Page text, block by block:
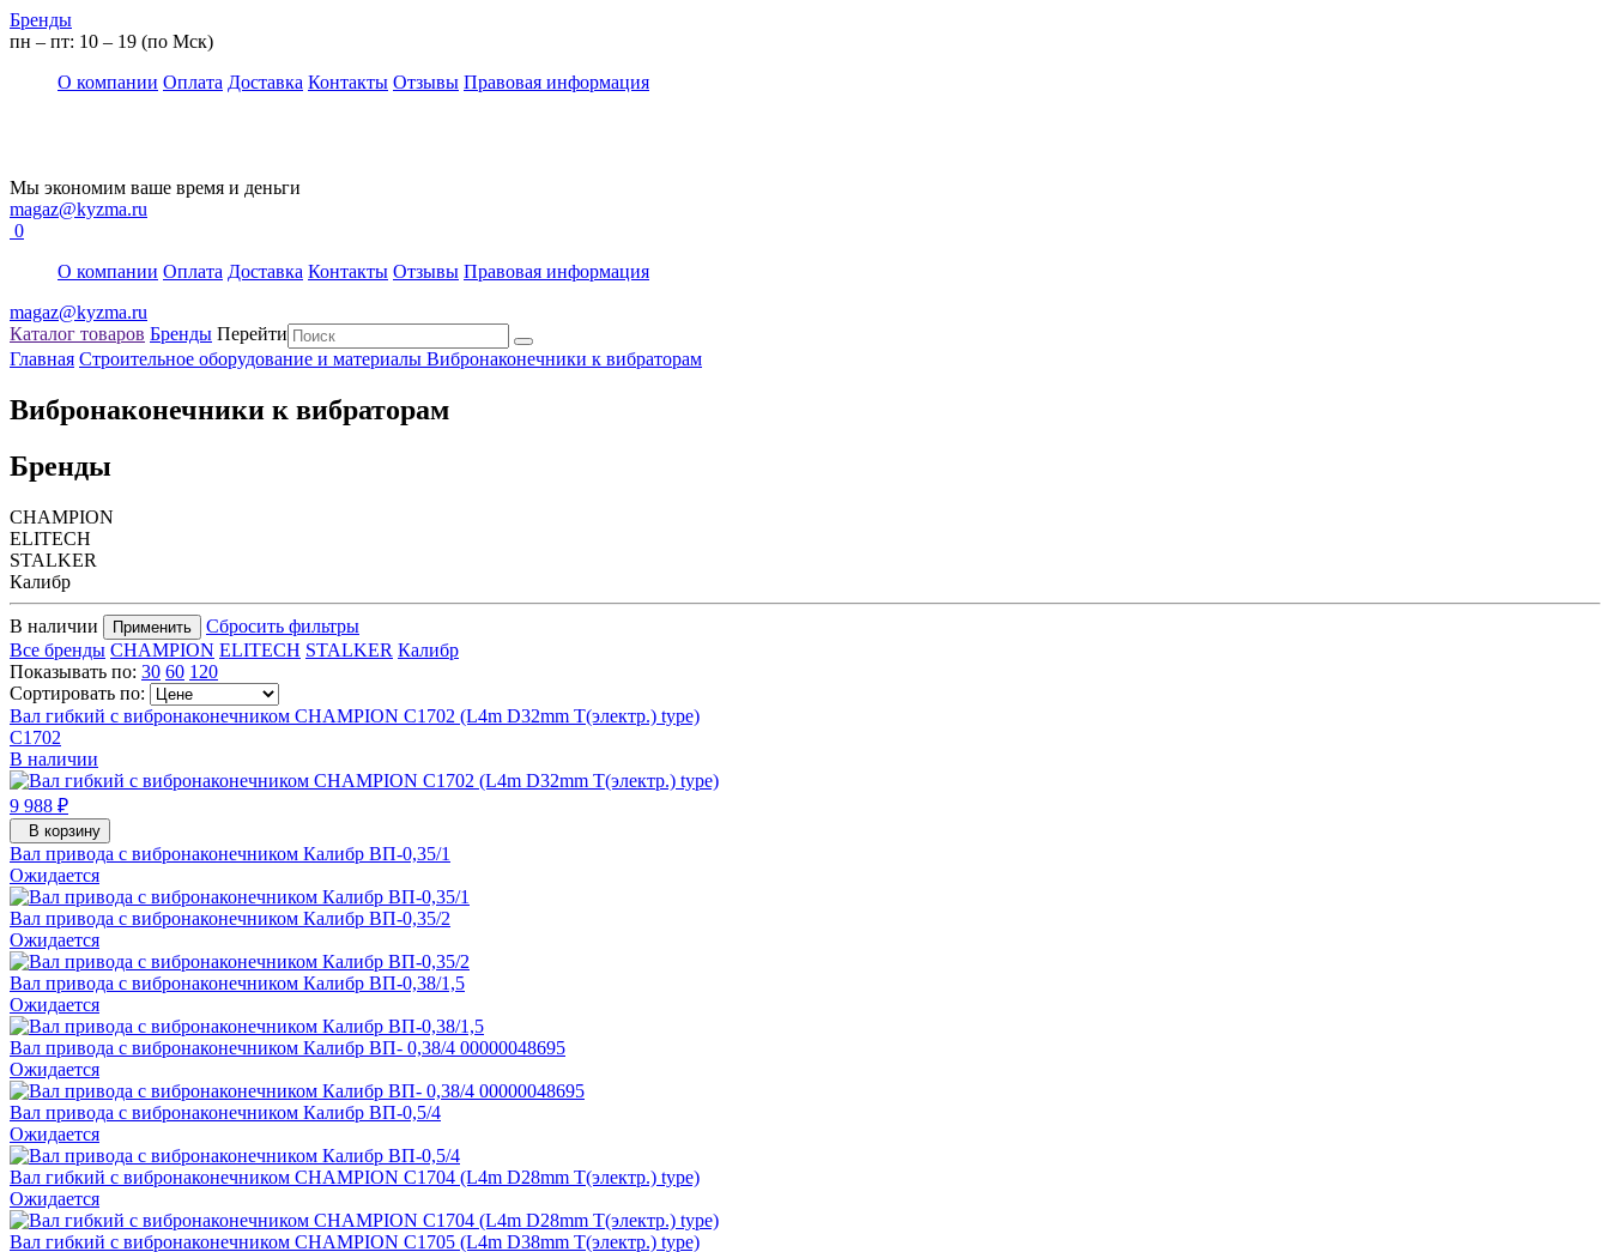
Бренды
пн – пт: 10 – 19 (по Мск)
О компании Оплата Доставка Контакты Отзывы Правовая информация
Мы экономим ваше время и деньги
magaz@kyzma.ru
0
О компании Оплата Доставка Контакты Отзывы Правовая информация
magaz@kyzma.ru
Каталог товаров Бренды Перейти
Главная Строительное оборудование и материалы Вибронаконечники к вибраторам
Вибронаконечники к вибраторам
Бренды
CHAMPION
ELITECH
STALKER
Калибр
В наличии Применить
Сбросить фильтры
Все бренды CHAMPION ELITECH STALKER Калибр
Показывать по: 30 60 120
Сортировать по:
Вал гибкий с вибронаконечником CHAMPION C1702 (L4m D32mm T(электр.) type)
C1702
В наличии
9 988 ₽
В корзину
Вал привода с вибронаконечником Калибр ВП-0,35/1
Ожидается
Вал привода с вибронаконечником Калибр ВП-0,35/2
Ожидается
Вал привода с вибронаконечником Калибр ВП-0,38/1,5
Ожидается
Вал привода с вибронаконечником Калибр ВП- 0,38/4 00000048695
Ожидается
Вал привода с вибронаконечником Калибр ВП-0,5/4
Ожидается
Вал гибкий с вибронаконечником CHAMPION C1704 (L4m D28mm T(электр.) type)
Ожидается
Вал гибкий с вибронаконечником CHAMPION C1705 (L4m D38mm T(электр.) type)